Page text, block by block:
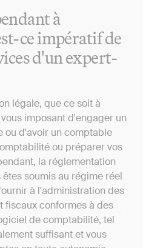
à
ce impératif de
d'un expert-
légale, que ce soit à
imposant d'engager un
ou d'avoir un comptable
ou préparer vos
la réglementation
soumis au régime réel
à l'administration des
fiscaux conformes à des
de comptabilité, tel
suffisant et vous